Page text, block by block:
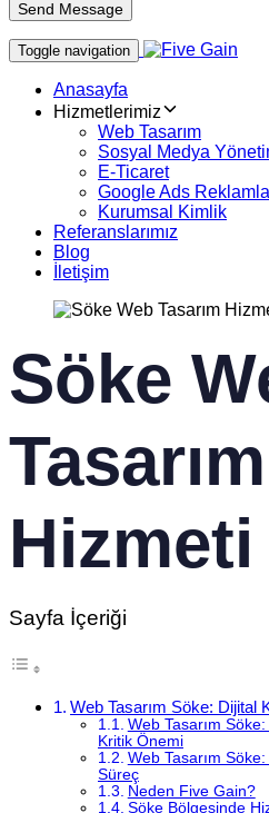
Toggle navigation
Anasayfa
Hizmetlerimiz
Web Tasarım
Sosyal Medya
E-Ticaret
Google Ads
Kurumsal Kimlik
Referanslarımız
Blog
İletişim
Söke
Tasarım
Hizmeti
Sayfa İçeriği
Web Tasarım Söke: Dijital
Web Tasarım
Kritik Önemi
Web Tasarım
Süreç
Neden Five Gain?
Söke Bölgesinde